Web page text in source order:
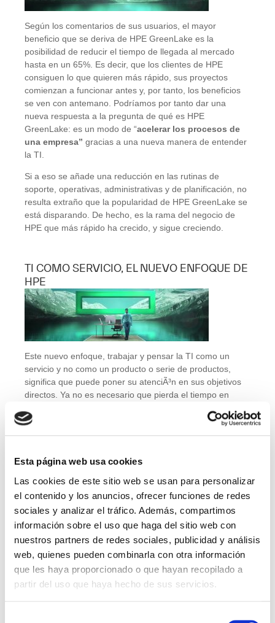
Esta página web usa cookies
Las cookies de este sitio web se usan para personalizar
el contenido y los anuncios, ofrecer funciones de redes
sociales y analizar el tráfico. Además, compartimos
información sobre el uso que haga del sitio web con
nuestros partners de redes sociales, publicidad y análisis
web, quienes pueden combinarla con otra información
que les haya proporcionado o que hayan recopilado a
partir del uso que haya hecho de sus servicios.
Según los comentarios de sus usuarios, el mayor
beneficio que se deriva de HPE GreenLake es la
posibilidad de reducir el tiempo de llegada al mercado
hasta en un 65%. Es decir, que los clientes de HPE
consiguen lo que quieren más rápido, sus proyectos
comienzan a funcionar antes y, por tanto, los beneficios
se ven con antemano. Podrí­amos por tanto dar una
nueva respuesta a la pregunta de qué es HPE
GreenLake: es un modo de “acelerar los procesos de
una empresa” gracias a una nueva manera de entender
la TI.
Si a eso se añade una reducción en las rutinas de
soporte, operativas, administrativas y de planificación, no
resulta extraño que la popularidad de HPE GreenLake se
está disparando. De hecho, es la rama del negocio de
HPE que más rápido ha crecido, y sigue creciendo.
TI COMO SERVICIO, EL NUEVO ENFOQUE DE
HPE
Este nuevo enfoque, trabajar y pensar la TI como un
servicio y no como un producto o serie de productos,
significa que puede poner su atenciÃ³n en sus objetivos
directos. Ya no es necesario que pierda el tiempo en
sus proyectos.
puede ofrecerle lo necesario; desde la infraestructura
básica hasta el tipo de servidor, almacenamiento, red y
VM que necesite. Si su problema es una carga especifica
de trabajo, HPE GreenLake también puede ayudarle con
NUEVOS NICHOS DE MERCADO
DONDE HPE GREENLAKE TIENE
CABIDA
ofrezca como servicio. Lo que tiene todo el sentido. ¿Por